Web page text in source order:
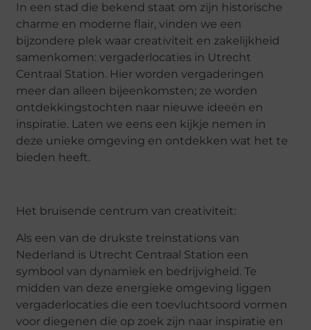
In een stad die bekend staat om zijn historische
charme en moderne flair, vinden we een
bijzondere plek waar creativiteit en zakelijkheid
samenkomen: vergaderlocaties in Utrecht
Centraal Station. Hier worden vergaderingen
meer dan alleen bijeenkomsten; ze worden
ontdekkingstochten naar nieuwe ideeën en
inspiratie. Laten we eens een kijkje nemen in
deze unieke omgeving en ontdekken wat het te
bieden heeft.
Het bruisende centrum van creativiteit:
Als een van de drukste treinstations van
Nederland is Utrecht Centraal Station een
symbool van dynamiek en bedrijvigheid. Te
midden van deze energieke omgeving liggen
vergaderlocaties die een toevluchtsoord vormen
voor diegenen die op zoek zijn naar inspiratie en